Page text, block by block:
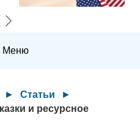
Меню
► Статьи
►
и ресурсное